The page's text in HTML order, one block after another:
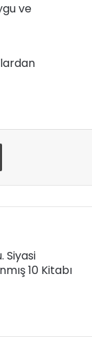
ve
Siyasi
10 Kitabı